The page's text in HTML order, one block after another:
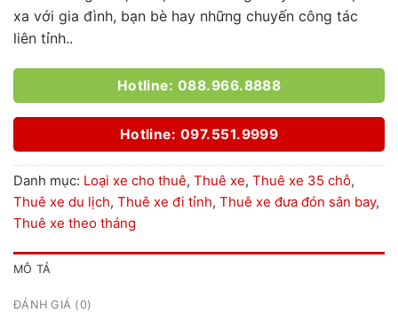
xa với gia đình, bạn bè hay những chuyến công tác
liên tỉnh..
Hotline: 088.966.8888
Hotline: 097.551.9999
Danh mục: Loại xe cho thuê, Thuê xe, Thuê xe 35 chỗ,
Thuê xe du lịch, Thuê xe đi tỉnh, Thuê xe đưa đón sân bay,
Thuê xe theo tháng
MÔ TẢ
ĐÁNH GIÁ (0)